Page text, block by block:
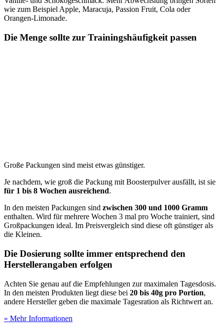
wie zum Beispiel Apple, Maracuja, Pas­sion Fruit, Cola oder
Orangen-Limo­nade.
Die Menge sollte zur Trainingshäufigkeit passen
Große Packungen sind meist etwas günstiger.
Je nachdem, wie groß die Packung mit Boosterpulver ausfällt, ist sie
für 1 bis 8 Wochen ausreichend.
In den meisten Packungen sind zwischen 300 und 1000 Gramm
enthalten. Wird für mehrere Wochen 3 mal pro Woche trainiert, sind
Großpackungen ideal. Im Preisvergleich sind diese oft günstiger als
die Kleinen.
Die Dosierung sollte immer entsprechend den
Herstellerangaben erfolgen
Achten Sie genau auf die Empfehlungen zur maximalen Tagesdosis.
In den meisten Produkten liegt diese bei 20 bis 40g pro Portion,
andere Hersteller geben die maximale Tagesration als Richtwert an.
» Mehr Informationen